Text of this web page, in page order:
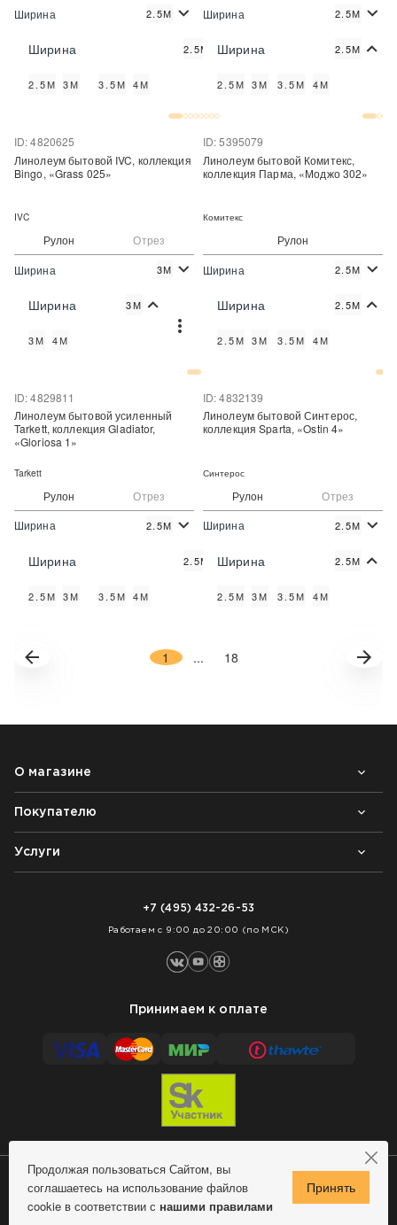
Цена:
Ширина 2.5М
Ширина 2.5М
2.5М 3М 3.5М 4М
Цена:
Ширина 2.5М
Ширина 2.5М
2.5М 3М 3.5М 4М
Рулон Отрез
ID: 4820625
Цена:
Линолеум бытовой IVC, коллекция
Bingo, «Grass 025»
IVC
Ширина 3М
Ширина 3М
3М 4М
Рулон
ID: 5395079
Цена:
Линолеум бытовой Комитекс,
коллекция Парма, «Моджо 302»
Комитекс
Ширина 2.5М
Ширина 2.5М
2.5М 3М 3.5М 4М
Рулон Отрез
ID: 4829811
Цена:
Линолеум бытовой усиленный
Tarkett, коллекция Gladiator,
«Gloriosa 1»
Tarkett
Ширина 2.5М
Ширина 2.5М
2.5М 3М 3.5М 4М
Рулон Отрез
ID: 4832139
Цена:
Линолеум бытовой Синтерос,
коллекция Sparta, «Ostin 4»
Синтерос
Ширина 2.5М
Ширина 2.5М
2.5М 3М 3.5М 4М
1 ... 18
Продолжая пользоваться Сайтом, вы
соглашаетесь на использование файлов
cookie в соответствии с нашими правилами
О магазине
Почему выбирают нас
Контакты
Блог
Покупателю
Возврат товара
Как заказать
Услуги
+7 (495) 432-26-53
Работаем с 9:00 до 20:00 (по МСК)
Принимаем к оплате
© 2009 - 2026 Remontnick.ru.Сделано в MindMachine
Политика конфиденциальности